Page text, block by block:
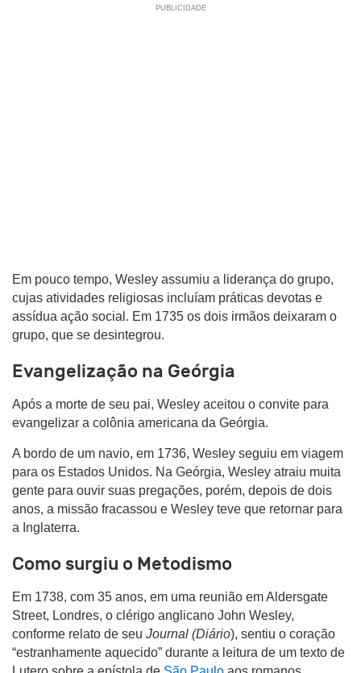
Em pouco tempo, Wesley assumiu a liderança do grupo,
cujas atividades religiosas incluíam práticas devotas e
assídua ação social. Em 1735 os dois irmãos deixaram o
grupo, que se desintegrou.
Evangelização na Geórgia
Após a morte de seu pai, Wesley aceitou o convite para
evangelizar a colônia americana da Geórgia.
A bordo de um navio, em 1736, Wesley seguiu em viagem
para os Estados Unidos. Na Geórgia, Wesley atraiu muita
gente para ouvir suas pregações, porém, depois de dois
anos, a missão fracassou e Wesley teve que retornar para
a Inglaterra.
Como surgiu o Metodismo
Em 1738, com 35 anos, em uma reunião em Aldersgate
Street, Londres, o clérigo anglicano John Wesley,
conforme relato de seu Journal (Diário), sentiu o coração
“estranhamente aquecido” durante a leitura de um texto de